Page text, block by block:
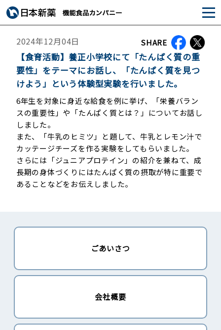
2024年12月04日 SHARE
【食育活動】養正小学校にて「たんぱく質の重
要性」をテーマにお話し、「たんぱく質を見つ
けよう」という体験型実験を行いました。
6年生を対象に身近な給食を例に挙げ、「栄養バラン
スの重要性」や「たんぱく質とは？」についてお話し
しました。
また、「牛乳のヒミツ」と題して、牛乳とレモン汁で
カッテージチーズを作る実験をしてもらいました。
さらには「ジュニアプロテイン」の紹介を兼ねて、成
長期の身体づくりにはたんぱく質の摂取が特に重要で
あることなどをお伝えしました。
ごあいさつ
会社概要